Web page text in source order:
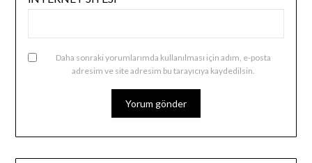
Daha sonraki yorumlarımda kullanılması için adım, e-posta
adresim ve site adresim bu tarayıcıya kaydedilsin.